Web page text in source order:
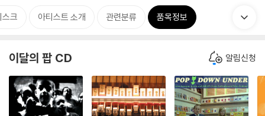
스크 아티스트 소개 관련분류 품목정보
이달의 팝 CD 알림신청